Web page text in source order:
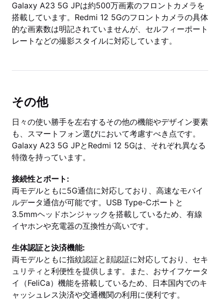
Galaxy A23 5G JPは約500万画素のフロントカメラを
搭載しています。Redmi 12 5Gのフロントカメラの具体
的な画素数は明記されていませんが、セルフィーポート
レートなどの撮影スタイルに対応しています。
その他
日々の使い勝手を左右するその他の機能やデザイン要素
も、スマートフォン選びにおいて考慮すべき点です。
Galaxy A23 5G JPとRedmi 12 5Gは、それぞれ異なる
特徴を持っています。
接続性とポート:
両モデルともに5G通信に対応しており、高速なモバイ
ルデータ通信が可能です。USB Type-Cポートと
3.5mmヘッドホンジャックを搭載しているため、有線
イヤホンや充電器の互換性が高いです。
生体認証と決済機能:
両モデルともに指紋認証と顔認証に対応しており、セキ
ュリティと利便性を提供します。また、おサイフケータ
イ（FeliCa）機能を搭載しているため、日本国内でのキ
ャッシュレス決済や交通機関の利用に便利です。